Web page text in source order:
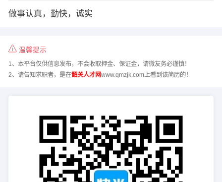
做事认真，勤快，诚实
温馨提示
1、本平台仅供信息发布，不会收取押金、保证金，请微友务必谨慎！
2、请告知求职者，是在韶关人才网www.qmzjk.com上看到该简历的！